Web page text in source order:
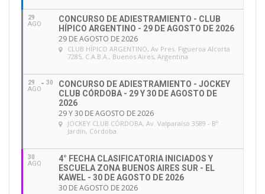
29
AGO
CONCURSO DE ADIESTRAMIENTO - CLUB
HÍPICO ARGENTINO - 29 DE AGOSTO DE 2026
29 DE AGOSTO DE 2026
CLUB HÍPICO ARGENTINO, Av Pres. Figueroa Alcorta
7285, C.A.B.A., Buenos Aires, Argentina
29
AGO
30
CONCURSO DE ADIESTRAMIENTO - JOCKEY
CLUB CÓRDOBA - 29 Y 30 DE AGOSTO DE
2026
29 Y 30 DE AGOSTO DE 2026
JOCKEY CLUB CÓRDOBA, Av. Valparaíso 3589 - Bº
Jardín, Córdoba.
30
AGO
4° FECHA CLASIFICATORIA INICIADOS Y
ESCUELA ZONA BUENOS AIRES SUR - EL
KAWEL - 30 DE AGOSTO DE 2026
30 DE AGOSTO DE 2026